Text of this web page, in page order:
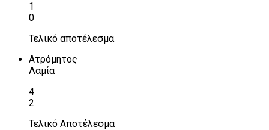
1
0
Τελικό αποτέλεσμα
Ατρόμητος
Λαμία
4
2
Τελικό Αποτέλεσμα